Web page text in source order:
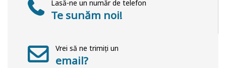
Lasă-ne un număr de telefon
Te sunăm noi!
Vrei să ne trimiți un
email?